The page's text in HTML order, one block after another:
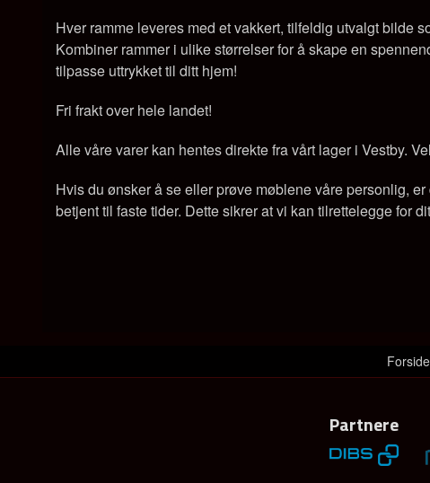
Hver ramme leveres med et vakkert, tilfeldig utvalgt bilde
Kombiner rammer i ulike størrelser for å skape en
tilpasse uttrykket til ditt hjem!
Fri frakt over hele landet!
Alle våre varer kan hentes direkte fra vårt lager i Vestby.
Hvis du ønsker å se eller prøve møblene våre personlig,
betjent til faste tider. Dette sikrer at vi kan tilrettelegge for
Forside
Partnere